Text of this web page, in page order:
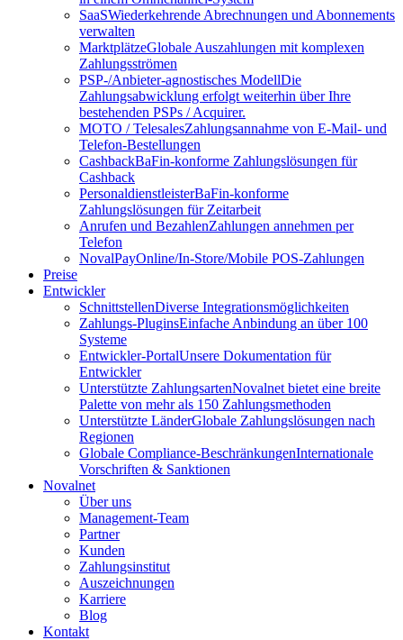
SaaSWiederkehrende Abrechnungen und Abonnements
verwalten
MarktplätzeGlobale Auszahlungen mit komplexen
Zahlungsströmen
PSP-/Anbieter‑agnostisches ModellDie
Zahlungsabwicklung erfolgt weiterhin über Ihre
bestehenden PSPs / Acquirer.
MOTO / TelesalesZahlungsannahme von E-Mail- und
Telefon-Bestellungen
CashbackBaFin-konforme Zahlungslösungen für
Cashback
PersonaldienstleisterBaFin-konforme
Zahlungslösungen für Zeitarbeit
Anrufen und BezahlenZahlungen annehmen per
Telefon
NovalPayOnline/In-Store/Mobile POS-Zahlungen
Preise
Entwickler
SchnittstellenDiverse Integrationsmöglichkeiten
Zahlungs-PluginsEinfache Anbindung an über 100
Systeme
Entwickler-PortalUnsere Dokumentation für
Entwickler
Unterstützte ZahlungsartenNovalnet bietet eine breite
Palette von mehr als 150 Zahlungsmethoden
Unterstützte LänderGlobale Zahlungslösungen nach
Regionen
Globale Compliance-BeschränkungenInternationale
Vorschriften & Sanktionen
Novalnet
Über uns
Management-Team
Partner
Kunden
Zahlungsinstitut
Auszeichnungen
Karriere
Blog
Kontakt